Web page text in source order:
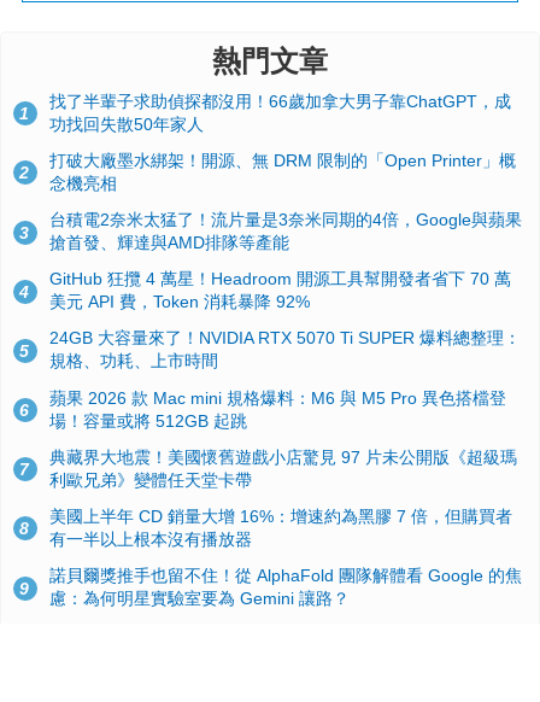
熱門文章
1
找了半輩子求助偵探都沒用！66歲加拿大男子靠ChatGPT，成
功找回失散50年家人
2
打破大廠墨水綁架！開源、無 DRM 限制的「Open Printer」概
念機亮相
3
台積電2奈米太猛了！流片量是3奈米同期的4倍，Google與蘋果
搶首發、輝達與AMD排隊等產能
4
GitHub 狂攬 4 萬星！Headroom 開源工具幫開發者省下 70 萬
美元 API 費，Token 消耗暴降 92%
5
24GB 大容量來了！NVIDIA RTX 5070 Ti SUPER 爆料總整理：
規格、功耗、上市時間
6
蘋果 2026 款 Mac mini 規格爆料：M6 與 M5 Pro 異色搭檔登
場！容量或將 512GB 起跳
7
典藏界大地震！美國懷舊遊戲小店驚見 97 片未公開版《超級瑪
利歐兄弟》變體任天堂卡帶
8
美國上半年 CD 銷量大增 16%：增速約為黑膠 7 倍，但購買者
有一半以上根本沒有播放器
9
諾貝爾獎推手也留不住！從 AlphaFold 團隊解體看 Google 的焦
慮：為何明星實驗室要為 Gemini 讓路？